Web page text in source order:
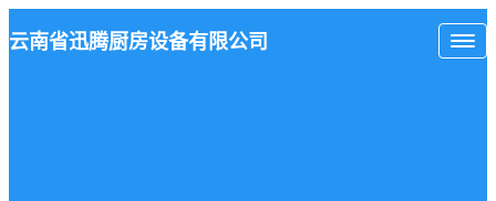
云南省迅腾厨房设备有限公司